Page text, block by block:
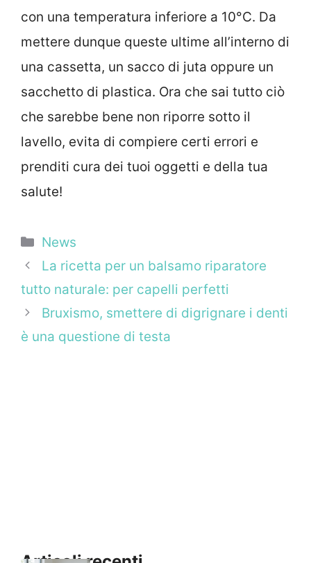
con una temperatura inferiore a 10°C. Da
mettere dunque queste ultime all’interno di
una cassetta, un sacco di juta oppure un
sacchetto di plastica. Ora che sai tutto ciò
che sarebbe bene non riporre sotto il
lavello, evita di compiere certi errori e
prenditi cura dei tuoi oggetti e della tua
salute!
Categorie
News
La ricetta per un balsamo riparatore
tutto naturale: per capelli perfetti
Bruxismo, smettere di digrignare i denti
è una questione di testa